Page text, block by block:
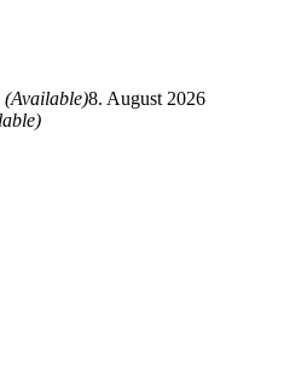
(Available)8. August 2026